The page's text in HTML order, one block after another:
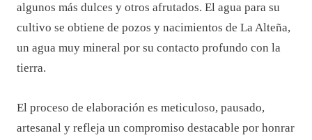
algunos más dulces y otros afrutados. El agua para su
cultivo se obtiene de pozos y nacimientos de La Alteña,
un agua muy mineral por su contacto profundo con la
tierra.
El proceso de elaboración es meticuloso, pausado,
artesanal y refleja un compromiso destacable por honrar